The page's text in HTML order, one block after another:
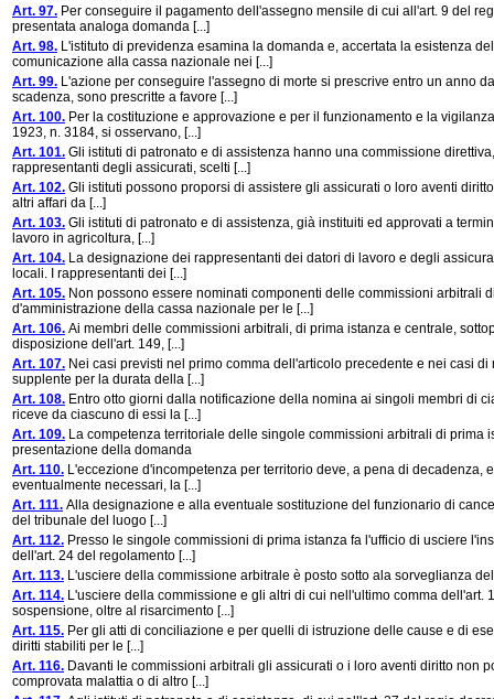
Art. 97. Per conseguire il pagamento dell'assegno mensile di cui all'art. 9 del
presentata analoga domanda [...]
Art. 98. L'istituto di previdenza esamina la domanda e, accertata la esistenza
comunicazione alla cassa nazionale nei [...]
Art. 99. L'azione per conseguire l'assegno di morte si prescrive entro un anno
scadenza, sono prescritte a favore [...]
Art. 100. Per la costituzione e approvazione e per il funzionamento e la
1923, n. 3184, si osservano, [...]
Art. 101. Gli istituti di patronato e di assistenza hanno una commissione
rappresentanti degli assicurati, scelti [...]
Art. 102. Gli istituti possono proporsi di assistere gli assicurati o loro aventi
altri affari da [...]
Art. 103. Gli istituti di patronato e di assistenza, già instituiti ed approvati a
lavoro in agricoltura, [...]
Art. 104. La designazione dei rappresentanti dei datori di lavoro e degli
locali. I rappresentanti dei [...]
Art. 105. Non possono essere nominati componenti delle commissioni
d'amministrazione della cassa nazionale per le [...]
Art. 106. Ai membri delle commissioni arbitrali, di prima istanza e centrale,
disposizione dell'art. 149, [...]
Art. 107. Nei casi previsti nel primo comma dell'articolo precedente e nei casi
supplente per la durata della [...]
Art. 108. Entro otto giorni dalla notificazione della nomina ai singoli membri di
riceve da ciascuno di essi la [...]
Art. 109. La competenza territoriale delle singole commissioni arbitrali di
presentazione della domanda
Art. 110. L'eccezione d'incompetenza per territorio deve, a pena di
eventualmente necessari, la [...]
Art. 111. Alla designazione e alla eventuale sostituzione del funzionario di
del tribunale del luogo [...]
Art. 112. Presso le singole commissioni di prima istanza fa l'ufficio di usciere
dell'art. 24 del regolamento [...]
Art. 113. L'usciere della commissione arbitrale è posto sotto ala sorveglianza
Art. 114. L'usciere della commissione e gli altri di cui nell'ultimo comma
sospensione, oltre al risarcimento [...]
Art. 115. Per gli atti di conciliazione e per quelli di istruzione delle cause e di
diritti stabiliti per le [...]
Art. 116. Davanti le commissioni arbitrali gli assicurati o i loro aventi diritto non
comprovata malattia o di altro [...]